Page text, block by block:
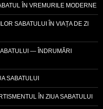
ÎN VREMURILE MODERNE
SABATULUI ÎN VIAȚA DE ZI
— ÎNDRUMĂRI
SABATULUI
ÎN ZIUA SABATULUI